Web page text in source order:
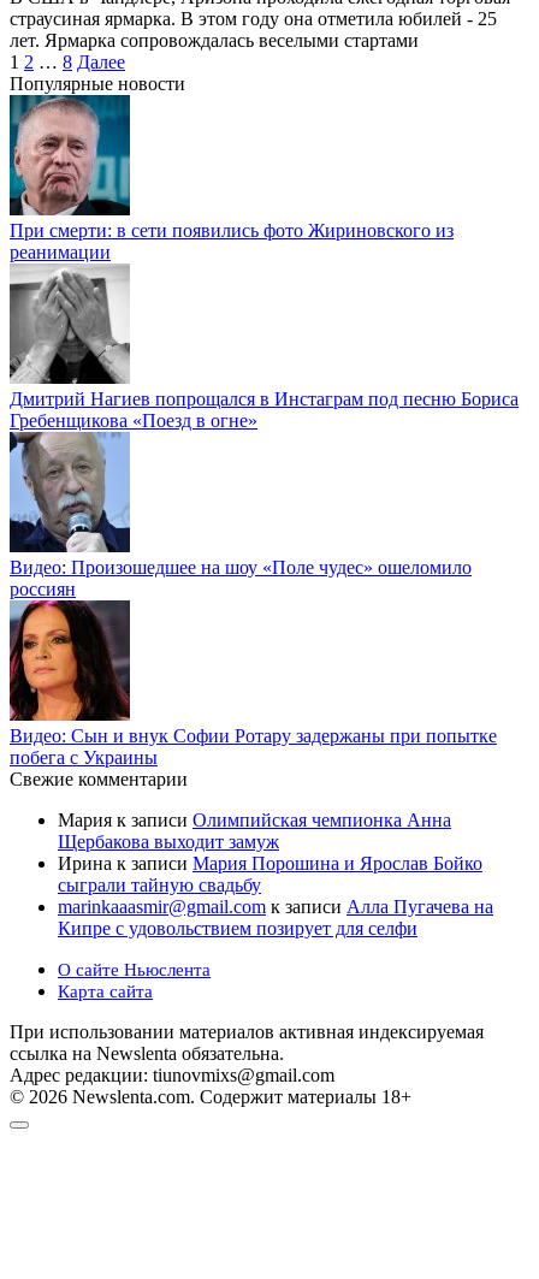
страусиная ярмарка. В этом году она отметила юбилей - 25
лет. Ярмарка сопровождалась веселыми стартами
Пагинация
записей
1 2 … 8 Далее
Популярные новости
При смерти: в сети появились фото Жириновского из
реанимации
Дмитрий Нагиев попрощался в Инстаграм под песню Бориса
Гребенщикова «Поезд в огне»
Видео: Произошедшее на шоу «Поле чудес» ошеломило
россиян
Видео: Сын и внук Софии Ротару задержаны при попытке
побега с Украины
Свежие комментарии
Мария к записи Олимпийская чемпионка Анна
Щербакова выходит замуж
Ирина к записи Мария Порошина и Ярослав Бойко
сыграли тайную свадьбу
marinkaaasmir@gmail.com к записи Алла Пугачева на
Кипре с удовольствием позирует для селфи
О сайте Ньюслента
Карта сайта
При использовании материалов активная индексируемая
ссылка на Newslenta обязательна.
Адрес редакции: tiunovmixs@gmail.com
© 2026 Newslenta.com. Содержит материалы 18+